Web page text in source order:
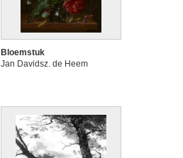
Bloemstuk
Jan Davidsz. de Heem